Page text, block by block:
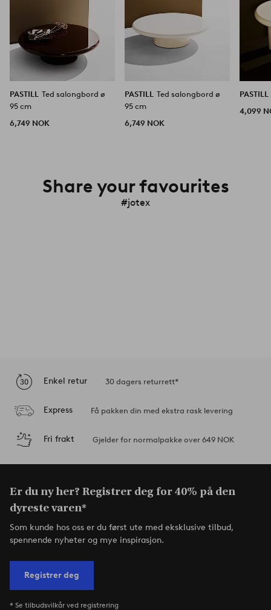
PASTILL Ted salongbord ø
95 cm
6,749 NOK
PASTILL
Ted salongbord ø
95 cm
6,749 NOK
PASTILL
4,099
Share your favourites
#jotex
Enkel retur 30 dagers returrett*
Express Få pakken din med ekstra rask levering
Fri frakt Gjelder for normalpakke over 649 NOK
Er du ny her? Registrer deg for 40% på den
dyreste varen*
Som kunde hos oss er du først ute med eksklusive tilbud,
spennende nyheter og mye inspirasjon.
Registrer deg
* Se tilbudsvilkår ved registrering